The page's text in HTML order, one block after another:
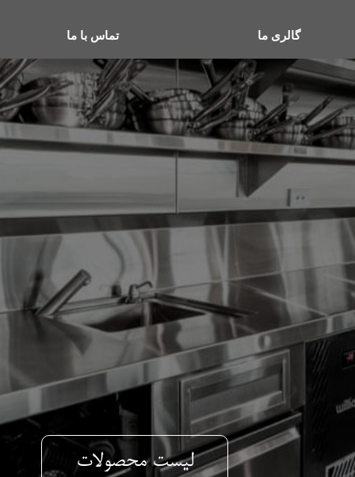
گالری ما تماس با ما
لیست محصولات